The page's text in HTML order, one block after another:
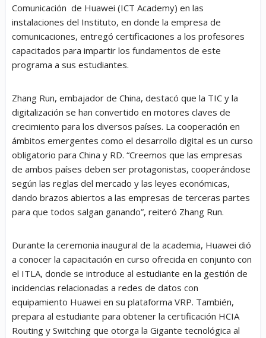
Comunicación de Huawei (ICT Academy) en las
instalaciones del Instituto, en donde la empresa de
comunicaciones, entregó certificaciones a los profesores
capacitados para impartir los fundamentos de este
programa a sus estudiantes.
Zhang Run, embajador de China, destacó que la TIC y la
digitalización se han convertido en motores claves de
crecimiento para los diversos países. La cooperación en
ámbitos emergentes como el desarrollo digital es un curso
obligatorio para China y RD. “Creemos que las empresas
de ambos países deben ser protagonistas, cooperándose
según las reglas del mercado y las leyes económicas,
dando brazos abiertos a las empresas de terceras partes
para que todos salgan ganando”, reiteró Zhang Run.
Durante la ceremonia inaugural de la academia, Huawei dió
a conocer la capacitación en curso ofrecida en conjunto con
el ITLA, donde se introduce al estudiante en la gestión de
incidencias relacionadas a redes de datos con
equipamiento Huawei en su plataforma VRP. También,
prepara al estudiante para obtener la certificación HCIA
Routing y Switching que otorga la Gigante tecnológica al